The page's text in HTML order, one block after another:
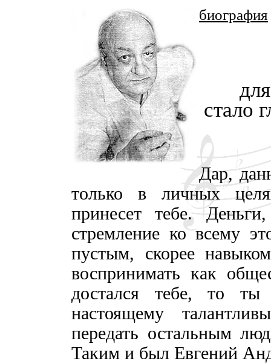
биография
стало
Дар,
только в личных
принесет тебе.
стремление ко всему
пустым, скорее
воспринимать как
достался тебе, то
настоящему
передать остальным
Таким и был Евгений